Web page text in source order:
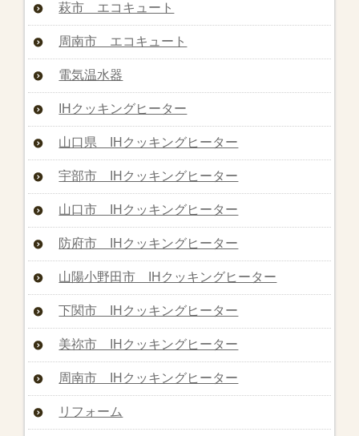
萩市 エコキュート
周南市 エコキュート
電気温水器
IHクッキングヒーター
山口県 IHクッキングヒーター
宇部市 IHクッキングヒーター
山口市 IHクッキングヒーター
防府市 IHクッキングヒーター
山陽小野田市 IHクッキングヒーター
下関市 IHクッキングヒーター
美祢市 IHクッキングヒーター
周南市 IHクッキングヒーター
リフォーム